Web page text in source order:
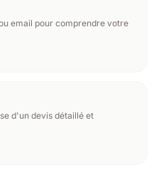
email pour comprendre votre
d'un devis détaillé et